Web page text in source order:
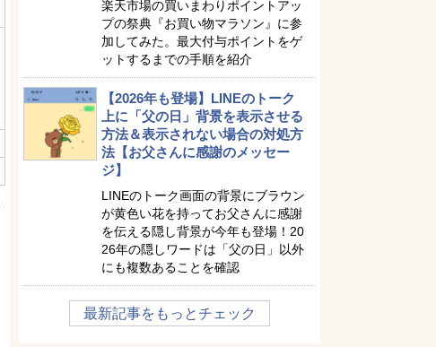
楽天市場の買いまわりポイントアッ
プの祭典『お買い物マラソン』に参
加してみた。最大付与ポイントをゲ
ットするまでの手順を紹介
【2026年も登場】LINEのトーク
上に「父の日」背景を表示させる
方法＆表示されない場合の対処方
法【お父さんに感謝のメッセー
ジ】
LINEのトーク画面の背景にブラウン
が黄色い花を持ってお父さんに感謝
を伝える隠し背景が今年も登場！20
26年の隠しワードは「父の日」以外
にも複数あることを確認
最新記事をもっとチェック